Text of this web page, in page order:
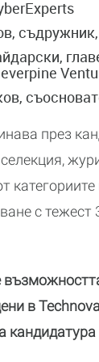
през
с тежест
в